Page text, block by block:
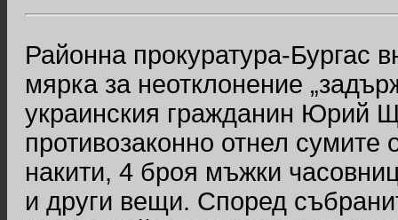
Районна прокуратура-Бургас
мярка за неотклонение
украинския гражданин Юрий
противозаконно отнел сумите
накити, 4 броя мъжки
и други вещи. Според